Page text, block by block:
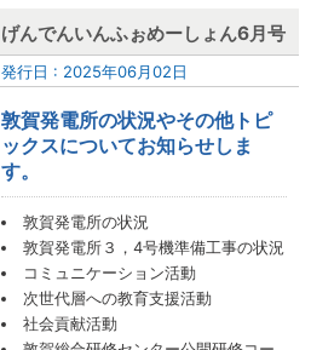
げんでんいんふぉめーしょん6月号
発行日 : 2025年06月02日
敦賀発電所の状況やその他トピ
ックスについてお知らせしま
す。
敦賀発電所の状況
敦賀発電所３，4号機準備工事の状況
コミュニケーション活動
次世代層への教育支援活動
社会貢献活動